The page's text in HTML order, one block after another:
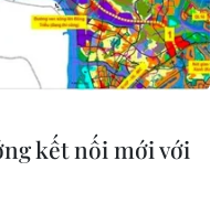
rộng
văn
kết nối mới với